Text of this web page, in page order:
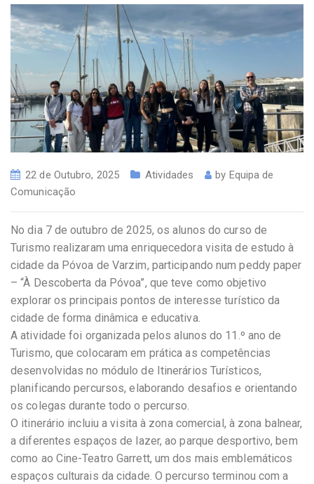
22 de Outubro, 2025 Atividades by Equipa de
Comunicação
No dia 7 de outubro de 2025, os alunos do curso de
Turismo realizaram uma enriquecedora visita de estudo à
cidade da Póvoa de Varzim, participando num peddy paper
– “À Descoberta da Póvoa”, que teve como objetivo
explorar os principais pontos de interesse turístico da
cidade de forma dinâmica e educativa.
A atividade foi organizada pelos alunos do 11.º ano de
Turismo, que colocaram em prática as competências
desenvolvidas no módulo de Itinerários Turísticos,
planificando percursos, elaborando desafios e orientando
os colegas durante todo o percurso.
O itinerário incluiu a visita à zona comercial, à zona balnear,
a diferentes espaços de lazer, ao parque desportivo, bem
como ao Cine-Teatro Garrett, um dos mais emblemáticos
espaços culturais da cidade. O percurso terminou com a